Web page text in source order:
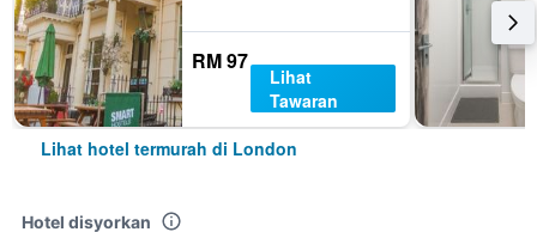
RM 97
Lihat
Tawaran
Lihat hotel termurah di London
Hotel disyorkan